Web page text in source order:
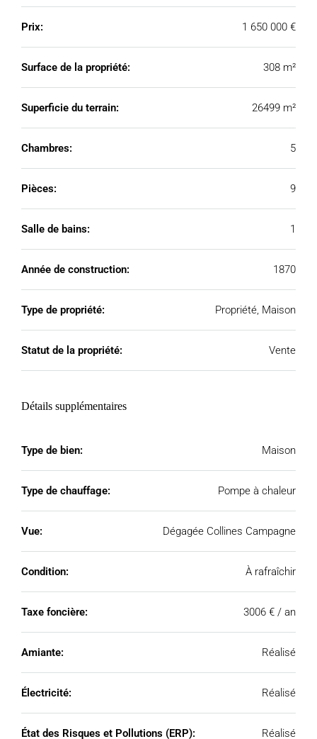
Prix: 1 650 000 €
Surface de la propriété: 308 m²
Superficie du terrain: 26499 m²
Chambres: 5
Pièces: 9
Salle de bains: 1
Année de construction: 1870
Type de propriété: Propriété, Maison
Statut de la propriété: Vente
Détails supplémentaires
Type de bien: Maison
Type de chauffage: Pompe à chaleur
Vue: Dégagée Collines Campagne
Condition: À rafraîchir
Taxe foncière: 3006 € / an
Amiante: Réalisé
Électricité: Réalisé
État des Risques et Pollutions (ERP): Réalisé